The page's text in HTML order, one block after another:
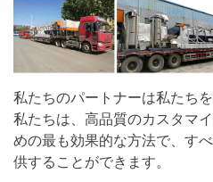
私たちのパートナーは私たち
私たちは、高品質のカスタマ
めの最も効果的な方法で、す
供することができます。